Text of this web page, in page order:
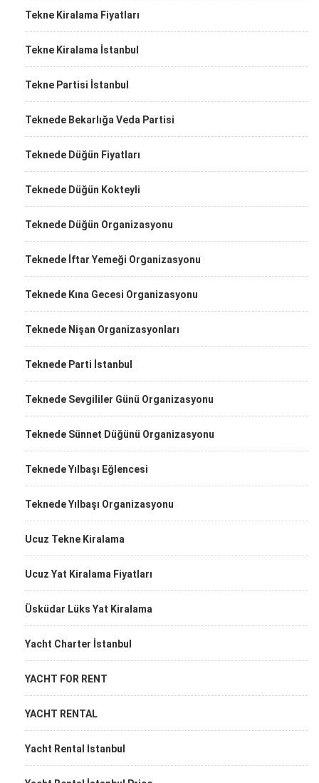
Tekne Kiralama Fiyatları
Tekne Kiralama İstanbul
Tekne Partisi İstanbul
Teknede Bekarlığa Veda Partisi
Teknede Düğün Fiyatları
Teknede Düğün Kokteyli
Teknede Düğün Organizasyonu
Teknede İftar Yemeği Organizasyonu
Teknede Kına Gecesi Organizasyonu
Teknede Nişan Organizasyonları
Teknede Parti İstanbul
Teknede Sevgililer Günü Organizasyonu
Teknede Sünnet Düğünü Organizasyonu
Teknede Yılbaşı Eğlencesi
Teknede Yılbaşı Organizasyonu
Ucuz Tekne Kiralama
Ucuz Yat Kiralama Fiyatları
Üsküdar Lüks Yat Kiralama
Yacht Charter İstanbul
YACHT FOR RENT
YACHT RENTAL
Yacht Rental Istanbul